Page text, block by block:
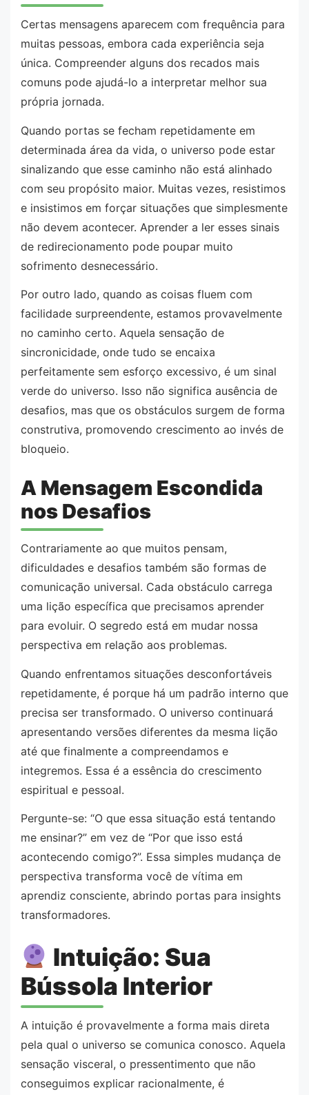
Certas mensagens aparecem com frequência para
muitas pessoas, embora cada experiência seja
única. Compreender alguns dos recados mais
comuns pode ajudá-lo a interpretar melhor sua
própria jornada.
Quando portas se fecham repetidamente em
determinada área da vida, o universo pode estar
sinalizando que esse caminho não está alinhado
com seu propósito maior. Muitas vezes, resistimos
e insistimos em forçar situações que simplesmente
não devem acontecer. Aprender a ler esses sinais
de redirecionamento pode poupar muito
sofrimento desnecessário.
Por outro lado, quando as coisas fluem com
facilidade surpreendente, estamos provavelmente
no caminho certo. Aquela sensação de
sincronicidade, onde tudo se encaixa
perfeitamente sem esforço excessivo, é um sinal
verde do universo. Isso não significa ausência de
desafios, mas que os obstáculos surgem de forma
construtiva, promovendo crescimento ao invés de
bloqueio.
A Mensagem Escondida
nos Desafios
Contrariamente ao que muitos pensam,
dificuldades e desafios também são formas de
comunicação universal. Cada obstáculo carrega
uma lição específica que precisamos aprender
para evoluir. O segredo está em mudar nossa
perspectiva em relação aos problemas.
Quando enfrentamos situações desconfortáveis
repetidamente, é porque há um padrão interno que
precisa ser transformado. O universo continuará
apresentando versões diferentes da mesma lição
até que finalmente a compreendamos e
integremos. Essa é a essência do crescimento
espiritual e pessoal.
Pergunte-se: “O que essa situação está tentando
me ensinar?” em vez de “Por que isso está
acontecendo comigo?”. Essa simples mudança de
perspectiva transforma você de vítima em
aprendiz consciente, abrindo portas para insights
transformadores.
Intuição: Sua
Bússola Interior
A intuição é provavelmente a forma mais direta
pela qual o universo se comunica conosco. Aquela
sensação visceral, o pressentimento que não
conseguimos explicar racionalmente, é